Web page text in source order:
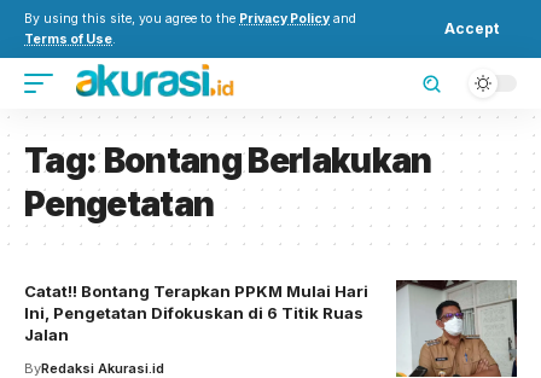
By using this site, you agree to the Privacy Policy and
Terms of Use.
Accept
Tag:Bontang Berlakukan
Pengetatan
Catat!! Bontang Terapkan PPKM Mulai Hari
Ini, Pengetatan Difokuskan di 6 Titik Ruas
Jalan
ByRedaksi Akurasi.id